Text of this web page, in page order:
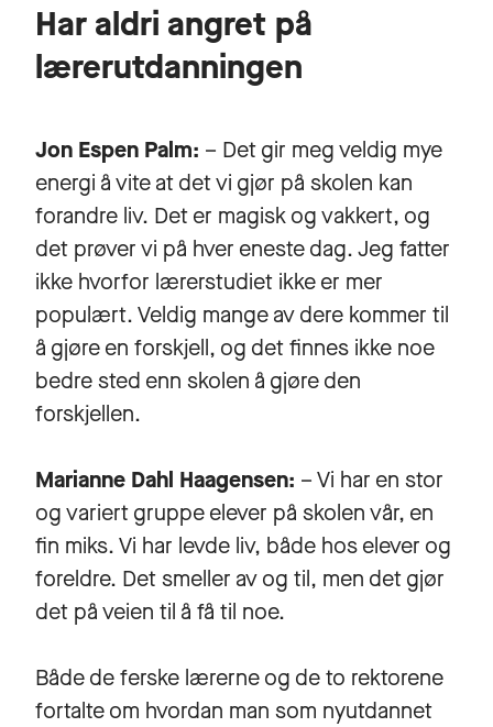
Har aldri angret på
lærerutdanningen
Jon Espen Palm: – Det gir meg veldig mye
energi å vite at det vi gjør på skolen kan
forandre liv. Det er magisk og vakkert, og
det prøver vi på hver eneste dag. Jeg fatter
ikke hvorfor lærerstudiet ikke er mer
populært. Veldig mange av dere kommer til
å gjøre en forskjell, og det finnes ikke noe
bedre sted enn skolen å gjøre den
forskjellen.
Marianne Dahl Haagensen: – Vi har en stor
og variert gruppe elever på skolen vår, en
fin miks. Vi har levde liv, både hos elever og
foreldre. Det smeller av og til, men det gjør
det på veien til å få til noe.
Både de ferske lærerne og de to rektorene
fortalte om hvordan man som nyutdannet